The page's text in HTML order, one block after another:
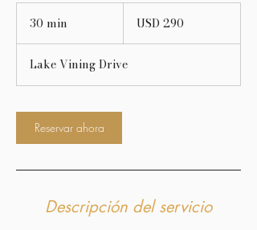
30 min
0
m
i
dólares
estadounidenses
USD 290
Lake Vining Drive
Reservar ahora
Descripción del servicio